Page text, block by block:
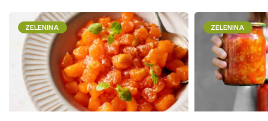
ZELENINA ZELENINA